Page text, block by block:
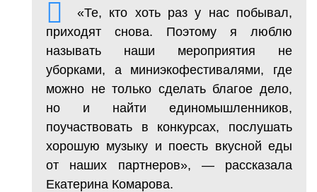
«Те, кто хоть раз у нас побывал,
приходят снова. Поэтому я люблю
называть наши мероприятия не
уборками, а миниэкофестивалями, где
можно не только сделать благое дело,
но и найти единомышленников,
поучаствовать в конкурсах, послушать
хорошую музыку и поесть вкусной еды
от наших партнеров», — рассказала
Екатерина Комарова.